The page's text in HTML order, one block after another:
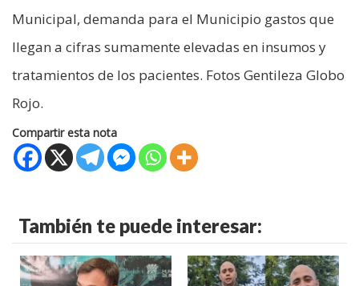
Municipal, demanda para el Municipio gastos que
llegan a cifras sumamente elevadas en insumos y
tratamientos de los pacientes. Fotos Gentileza Globo
Rojo.
Compartir esta nota
También te puede interesar: